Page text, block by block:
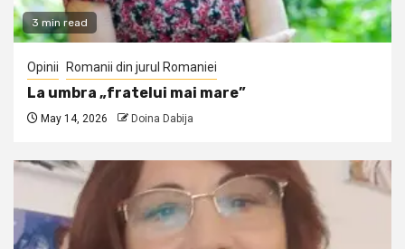
3 min read
Opinii Romanii din jurul Romaniei
La umbra „fratelui mai mare”
May 14, 2026 Doina Dabija